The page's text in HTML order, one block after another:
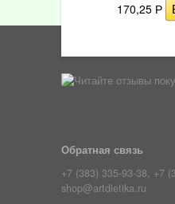
170,25 Р
Обратная связь
+7 (383) 335-93-38, +7
shop@artdietika.ru